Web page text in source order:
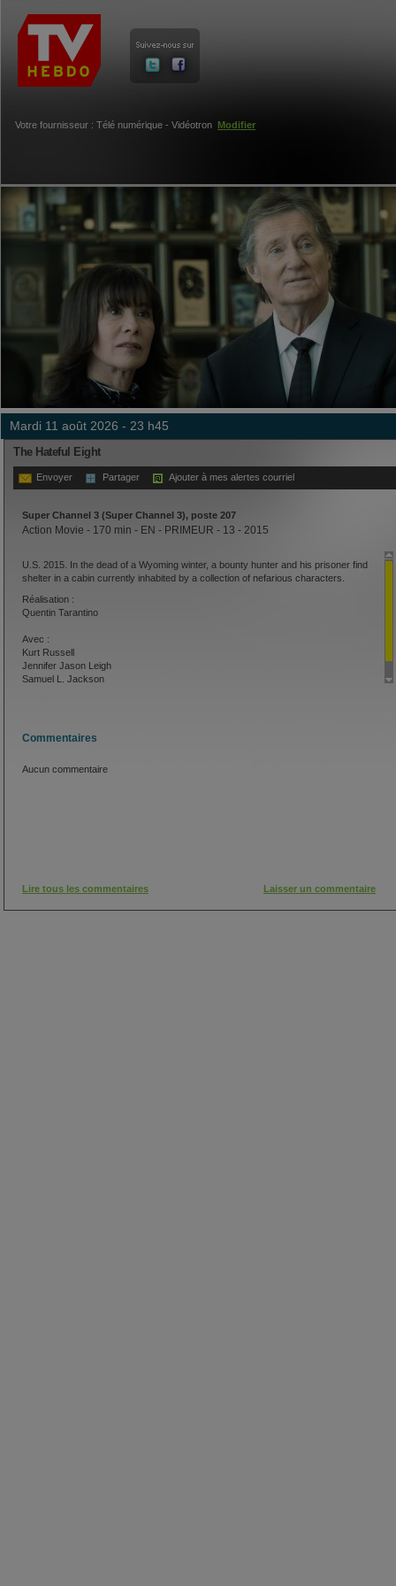
Votre fournisseur : Télé numérique - Vidéotron Modifier
mardi 11 août 2026 - 23 h45
The Hateful Eight
Envoyer Partager Ajouter à mes alertes courriel
Super Channel 3 (Super Channel 3), poste 207
Action Movie - 170 min - EN - PRIMEUR - 13 - 2015
U.S. 2015. In the dead of a Wyoming winter, a bounty hunter and his prisoner find
shelter in a cabin currently inhabited by a collection of nefarious characters.
Réalisation :
Quentin Tarantino
Avec :
Kurt Russell
Jennifer Jason Leigh
Samuel L. Jackson
Commentaires
Aucun commentaire
Lire tous les commentaires Laisser un commentaire